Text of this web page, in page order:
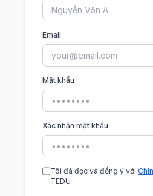
Email
Mật khẩu
Xác nhận mật khẩu
Tôi đã đọc và đồng ý với
TEDU